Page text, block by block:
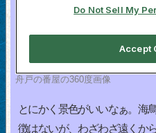
舟戸の番屋の360度画像
とにかく景色がいいなぁ。海
徴はないが、わざわざ遠くか